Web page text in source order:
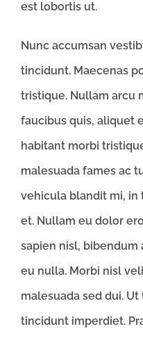
est lobortis ut.
Nunc accumsan
tincidunt. Maecenas
tristique. Nullam arcu
faucibus quis, aliquet
habitant morbi
malesuada fames ac
vehicula blandit mi,
et. Nullam eu dolor
sapien nisl, bibendum
eu nulla. Morbi nisl
malesuada sed dui.
tincidunt imperdiet.